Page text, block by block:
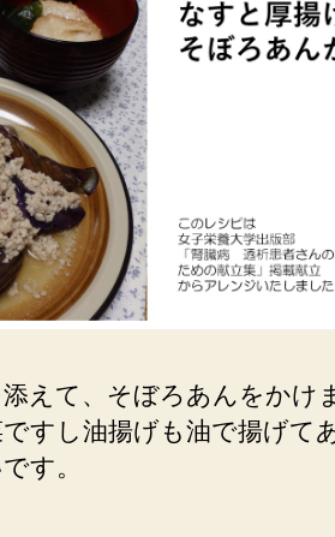
えて、そぼろあんをかけ
すし油揚げも油で揚げて
す。